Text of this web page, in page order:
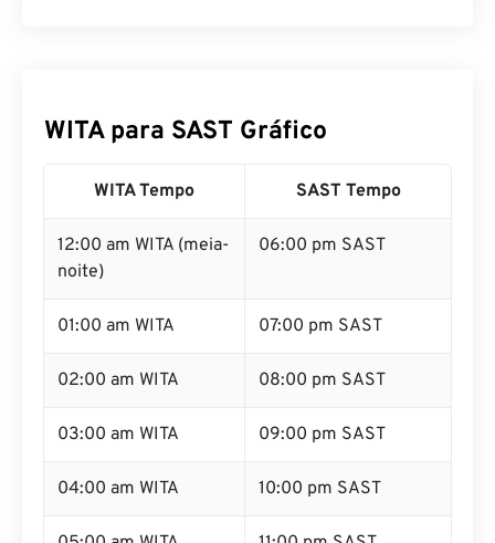
WITA para SAST Gráfico
WITA Tempo SAST Tempo
12:00 am WITA (meia-
noite)
06:00 pm SAST
01:00 am WITA 07:00 pm SAST
02:00 am WITA 08:00 pm SAST
03:00 am WITA 09:00 pm SAST
04:00 am WITA 10:00 pm SAST